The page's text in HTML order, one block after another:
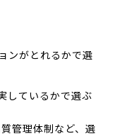
ンがとれるかで選
しているかで選ぶ
管理体制など、選